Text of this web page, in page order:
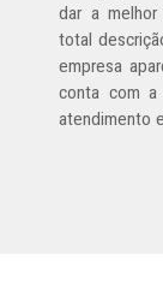
dar a
total
empresa
conta com
atendimento